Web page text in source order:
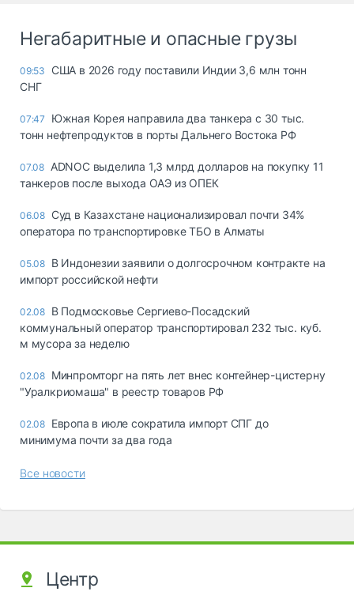
Негабаритные и опасные грузы
09:53
США в 2026 году поставили Индии 3,6 млн тонн
СНГ
07:47
Южная Корея направила два танкера с 30 тыс.
тонн нефтепродуктов в порты Дальнего Востока РФ
07.08 ADNOC выделила 1,3 млрд долларов на покупку 11
танкеров после выхода ОАЭ из ОПЕК
06.08 Суд в Казахстане национализировал почти 34%
оператора по транспортировке ТБО в Алматы
05.08 В Индонезии заявили о долгосрочном контракте на
импорт российской нефти
02.08 В Подмосковье Сергиево-Посадский
коммунальный оператор транспортировал 232 тыс. куб.
м мусора за неделю
02.08 Минпромторг на пять лет внес контейнер-цистерну
"Уралкриомаша" в реестр товаров РФ
02.08 Европа в июле сократила импорт СПГ до
минимума почти за два года
Все новости
Центр